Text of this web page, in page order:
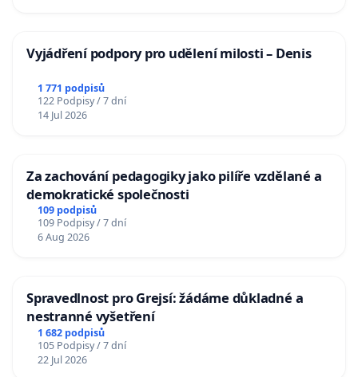
Vyjádření podpory pro udělení milosti – Denis
1 771 podpisů
122 Podpisy / 7 dní
14 Jul 2026
Za zachování pedagogiky jako pilíře vzdělané a
demokratické společnosti
109 podpisů
109 Podpisy / 7 dní
6 Aug 2026
Spravedlnost pro Grejsí: žádáme důkladné a
nestranné vyšetření
1 682 podpisů
105 Podpisy / 7 dní
22 Jul 2026